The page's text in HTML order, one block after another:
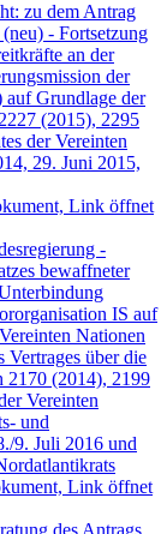
zu dem Antrag
- Fortsetzung
an der
der
Grundlage der
(2015), 2295
der Vereinten
29. Juni 2015,
Link öffnet
-
bewaffneter
IS auf
Nationen
über die
2170 (2014), 2199
Vereinten
und
9. Juli 2016 und
Link öffnet